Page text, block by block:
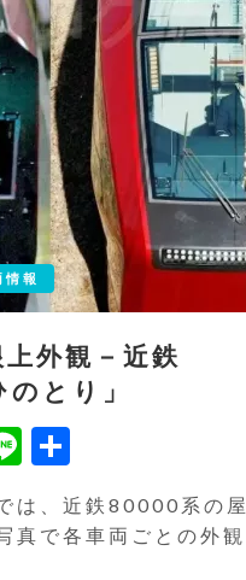
情報
上外観－近鉄
とり」
Line
は、近鉄80000系の屋
真で各車両ごとの外観